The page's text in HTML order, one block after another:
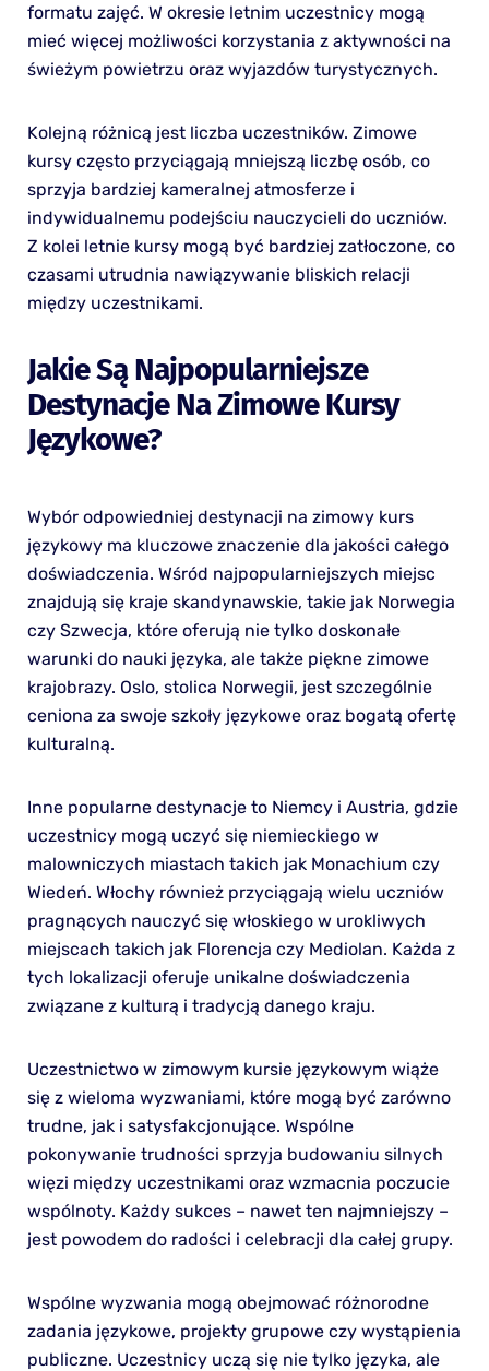
formatu zajęć. W okresie letnim uczestnicy mogą
mieć więcej możliwości korzystania z aktywności na
świeżym powietrzu oraz wyjazdów turystycznych.
Kolejną różnicą jest liczba uczestników. Zimowe
kursy często przyciągają mniejszą liczbę osób, co
sprzyja bardziej kameralnej atmosferze i
indywidualnemu podejściu nauczycieli do uczniów.
Z kolei letnie kursy mogą być bardziej zatłoczone, co
czasami utrudnia nawiązywanie bliskich relacji
między uczestnikami.
Jakie Są Najpopularniejsze
Destynacje Na Zimowe Kursy
Językowe?
Wybór odpowiedniej destynacji na zimowy kurs
językowy ma kluczowe znaczenie dla jakości całego
doświadczenia. Wśród najpopularniejszych miejsc
znajdują się kraje skandynawskie, takie jak Norwegia
czy Szwecja, które oferują nie tylko doskonałe
warunki do nauki języka, ale także piękne zimowe
krajobrazy. Oslo, stolica Norwegii, jest szczególnie
ceniona za swoje szkoły językowe oraz bogatą ofertę
kulturalną.
Inne popularne destynacje to Niemcy i Austria, gdzie
uczestnicy mogą uczyć się niemieckiego w
malowniczych miastach takich jak Monachium czy
Wiedeń. Włochy również przyciągają wielu uczniów
pragnących nauczyć się włoskiego w urokliwych
miejscach takich jak Florencja czy Mediolan. Każda z
tych lokalizacji oferuje unikalne doświadczenia
związane z kulturą i tradycją danego kraju.
Uczestnictwo w zimowym kursie językowym wiąże
się z wieloma wyzwaniami, które mogą być zarówno
trudne, jak i satysfakcjonujące. Wspólne
pokonywanie trudności sprzyja budowaniu silnych
więzi między uczestnikami oraz wzmacnia poczucie
wspólnoty. Każdy sukces – nawet ten najmniejszy –
jest powodem do radości i celebracji dla całej grupy.
Wspólne wyzwania mogą obejmować różnorodne
zadania językowe, projekty grupowe czy wystąpienia
publiczne. Uczestnicy uczą się nie tylko języka, ale